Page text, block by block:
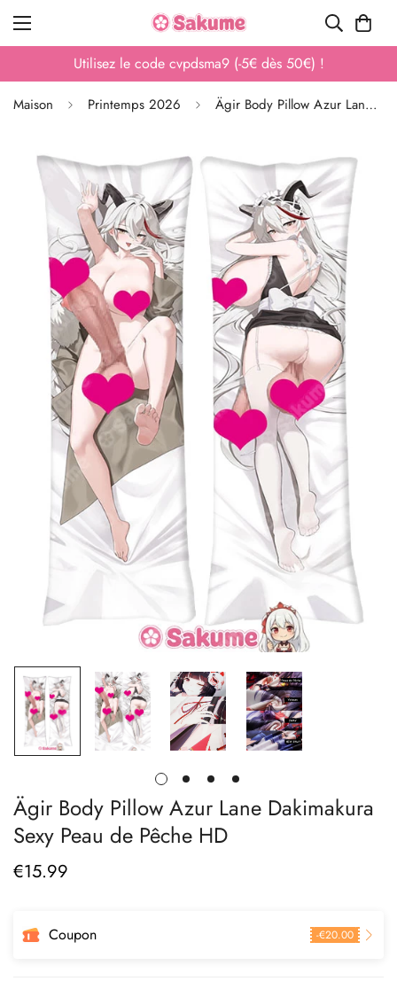
Utilisez le code cvpdsma9 (-5€ dès 50€) !
Maison Printemps 2026 Ägir Body Pillow Azur Lane Dakimakura Sexy Peau de Pêche HD
Ägir Body Pillow Azur Lane Dakimakura
Sexy Peau de Pêche HD
Prix
€15.99
Coupon -€20.00